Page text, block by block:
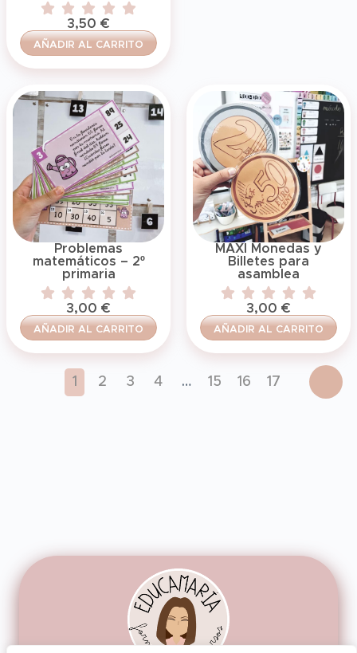
3,50 €
AÑADIR AL CARRITO
Problemas
matemáticos – 2º
primaria
3,00 €
AÑADIR AL CARRITO
MAXI Monedas y
Billetes para
asamblea
3,00 €
AÑADIR AL CARRITO
1 2 3 4 … 15 16 17